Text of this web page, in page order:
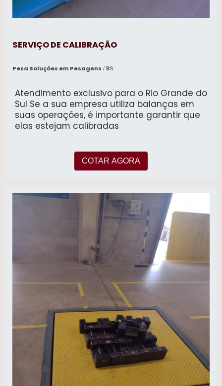
SERVIÇO DE CALIBRAÇÃO
Pesa Soluções em Pesagens / RS
Atendimento exclusivo para o Rio Grande do
Sul Se a sua empresa utiliza balanças em
suas operações, é importante garantir que
elas estejam calibradas
COTAR AGORA